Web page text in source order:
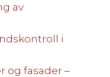
av
i
og fasader –